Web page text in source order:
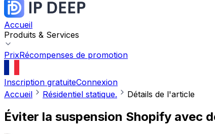
Accueil
Produits & Services
PrixRécompenses de promotion
Inscription gratuiteConnexion
Accueil
Résidentiel statique. Détails de l'article
Éviter la suspension Shopify avec